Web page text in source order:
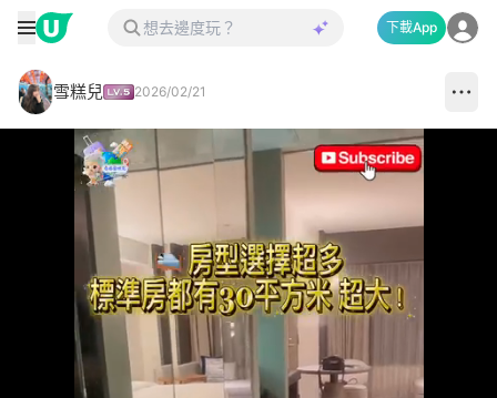
下載App
雪糕兒 2026/02/21